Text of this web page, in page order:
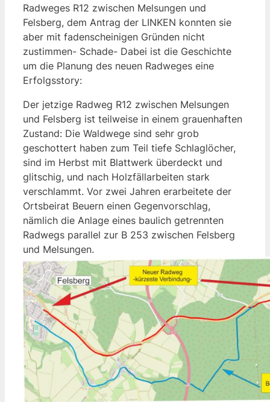
Radweges R12 zwischen Melsungen und
Felsberg, dem Antrag der LINKEN konnten sie
aber mit fadenscheinigen Gründen nicht
zustimmen- Schade- Dabei ist die Geschichte
um die Planung des neuen Radweges eine
Erfolgsstory:
Der jetzige Radweg R12 zwischen Melsungen
und Felsberg ist teilweise in einem grauenhaften
Zustand: Die Waldwege sind sehr grob
geschottert haben zum Teil tiefe Schlaglöcher,
sind im Herbst mit Blattwerk überdeckt und
glitschig, und nach Holzfällarbeiten stark
verschlammt. Vor zwei Jahren erarbeitete der
Ortsbeirat Beuern einen Gegenvorschlag,
nämlich die Anlage eines baulich getrennten
Radwegs parallel zur B 253 zwischen Felsberg
und Melsungen.